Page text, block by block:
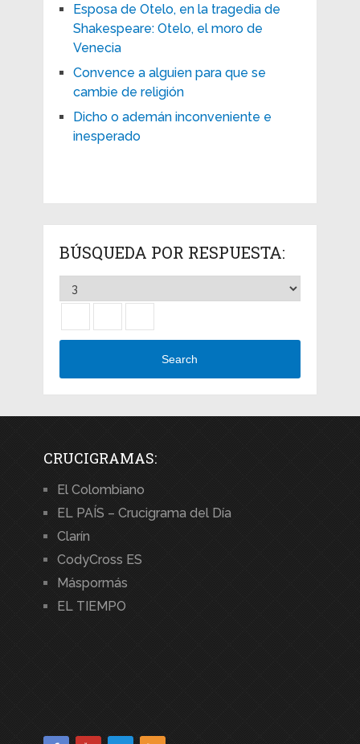
Esposa de Otelo, en la tragedia de
Shakespeare: Otelo, el moro de
Venecia
Convence a alguien para que se
cambie de religión
Dicho o ademán inconveniente e
inesperado
BÚSQUEDA POR RESPUESTA:
Search
CRUCIGRAMAS:
El Colombiano
EL PAÍS – Crucigrama del Día
Clarín
CodyCross ES
Máspormás
EL TIEMPO